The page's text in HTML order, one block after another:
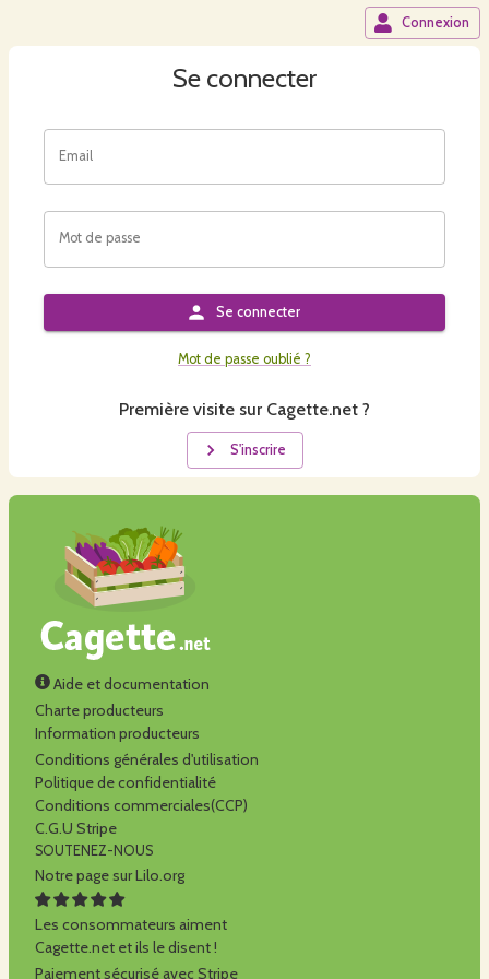
Connexion
Se connecter
Email
Mot de passe
Se connecter
Mot de passe oublié ?
Première visite sur Cagette.net ?
S'inscrire
Aide et documentation
Charte producteurs
Information producteurs
Conditions générales d'utilisation
Politique de confidentialité
Conditions commerciales(CCP)
C.G.U Stripe
SOUTENEZ-NOUS
Notre page sur Lilo.org
Les consommateurs aiment
Cagette.net et ils le disent !
Paiement sécurisé avec Stripe